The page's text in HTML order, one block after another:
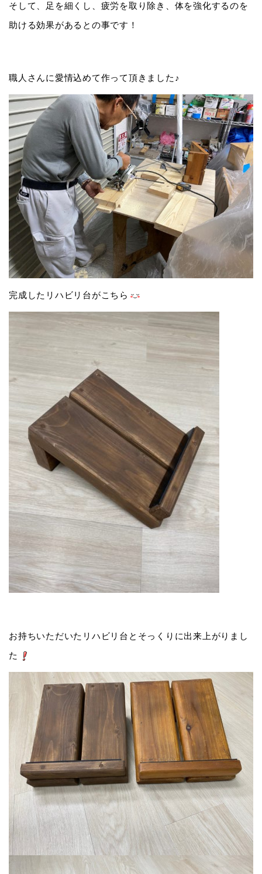
そして、足を細くし、疲労を取り除き、体を強化するのを
助ける効果があるとの事です！
職人さんに愛情込めて作って頂きました♪
完成したリハビリ台がこちら
お持ちいただいたリハビリ台とそっくりに出来上がりまし
た